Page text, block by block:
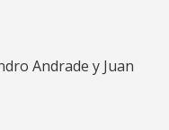
Andrade y Juan